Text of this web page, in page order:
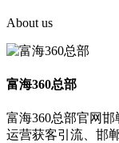
About us
富海360总部
富海360总部官网
运营获客引流、邯